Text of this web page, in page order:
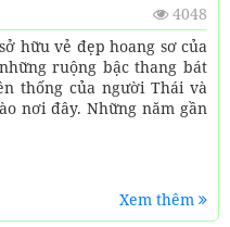
4048
hữu vẻ đẹp hoang sơ của
ruộng bậc thang bát
thống của người Thái và
nơi đây. Những năm gần
Xem thêm